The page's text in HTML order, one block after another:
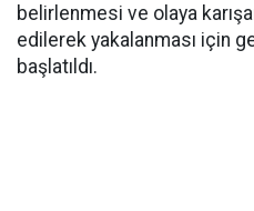
belirlenmesi ve olaya
edilerek yakalanması için
başlatıldı.